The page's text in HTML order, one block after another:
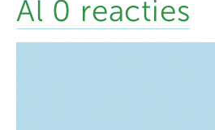
Al 0 reacties